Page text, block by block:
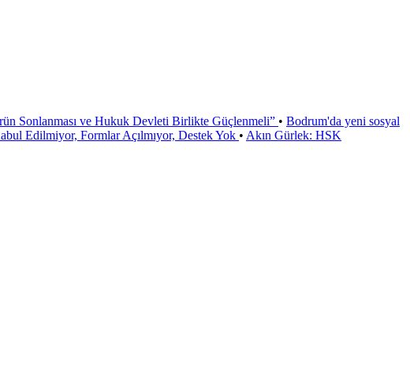
Sonlanması ve Hukuk Devleti Birlikte Güçlenmeli” • Bodrum'da yeni sosyal
Edilmiyor, Formlar Açılmıyor, Destek Yok • Akın Gürlek: HSK